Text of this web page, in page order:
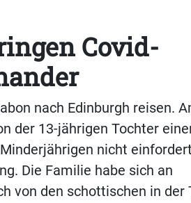
Covid-
nach Edinburgh reisen.
der 13-jährigen Tochter
nicht
Die Familie habe sich an
von den schottischen in der